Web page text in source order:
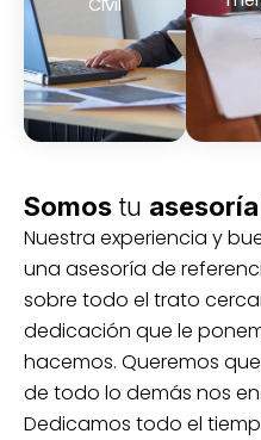
Somostu
Nuestra experiencia y
una asesoría de
sobre todo el trato
dedicación que le
hacemos. Queremos
de todo lo demás nos
Dedicamos todo el